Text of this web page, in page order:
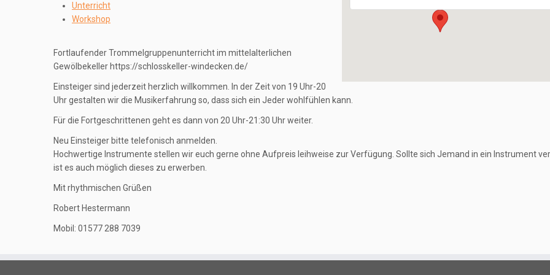
Unterricht
Workshop
Fortlaufender Trommelgruppenunterricht im mittelalterlichen
Gewölbekeller https://schlosskeller-windecken.de/
Einsteiger sind jederzeit herzlich willkommen. In der Zeit von 19 Uhr-20
Uhr gestalten wir die Musikerfahrung so, dass sich ein Jeder wohlfühlen kann.
Für die Fortgeschrittenen geht es dann von 20 Uhr-21:30 Uhr weiter.
Neu Einsteiger bitte telefonisch anmelden.
Hochwertige Instrumente stellen wir euch gerne ohne Aufpreis leihweise zur Verfügung. Sollte sich Jemand in ein Instrument
ist es auch möglich dieses zu erwerben.
Mit rhythmischen Grüßen
Robert Hestermann
Mobil: 01577 288 7039